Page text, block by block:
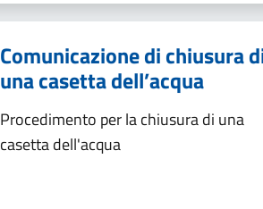
Comunicazione di chiusura
una casetta dell’acqua
Procedimento per la chiusura di una
casetta dell'acqua